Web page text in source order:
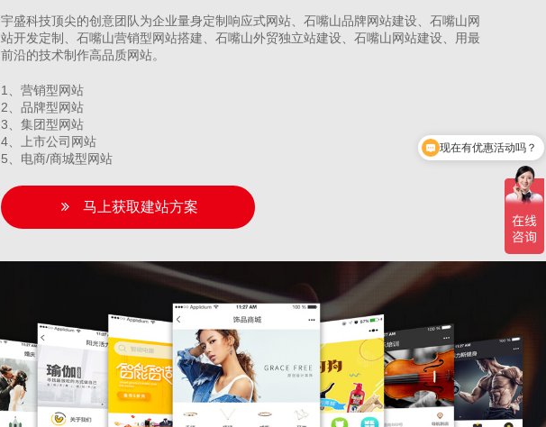
宇盛科技顶尖的创意团队为企业量身定制响应式网站、石嘴山品牌网站建设、石嘴山网
站开发定制、石嘴山营销型网站搭建、石嘴山外贸独立站建设、石嘴山网站建设、用最
前沿的技术制作高品质网站。
1、营销型网站
2、品牌型网站
3、集团型网站
4、上市公司网站
5、电商/商城型网站
马上获取建站方案
现在有优惠活动吗？